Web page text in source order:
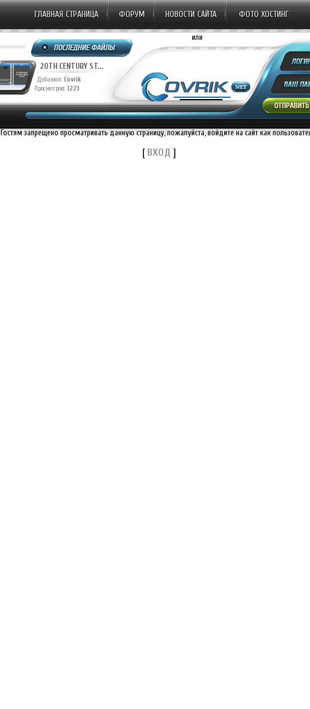
ГЛАВНАЯ СТРАНИЦА ФОРУМ НОВОСТИ САЙТА ФОТО ХОСТИНГ
20TH CENTURY ST...
Добавил: Covrik
Просмотров: 1223
Добавил:
Просмотров:1140
или
Гостям запрещено просматривать данную страницу, пожалуйста, войдите на сайт как
[ВХОД ]